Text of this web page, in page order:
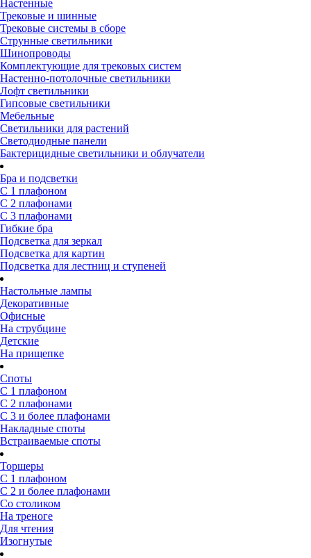
Настенные
Трековые и шинные
Трековые системы в сборе
Струнные светильники
Шинопроводы
Комплектующие для трековых систем
Настенно-потолочные светильники
Лофт светильники
Гипсовые светильники
Мебельные
Светильники для растений
Светодиодные панели
Бактерицидные светильники и облучатели
Бра и подсветки
С 1 плафоном
С 2 плафонами
С 3 плафонами
Гибкие бра
Подсветка для зеркал
Подсветка для картин
Подсветка для лестниц и ступеней
Настольные лампы
Декоративные
Офисные
На струбцине
Детские
На прищепке
Споты
С 1 плафоном
С 2 плафонами
С 3 и более плафонами
Накладные споты
Встраиваемые споты
Торшеры
С 1 плафоном
С 2 и более плафонами
Со столиком
На треноге
Для чтения
Изогнутые